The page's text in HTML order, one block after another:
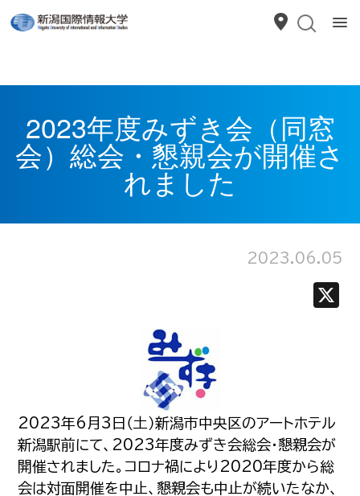
2023年度みずき会（同窓
会）総会・懇親会が開催さ
れました
2023.06.05
2023年6月3日（土）新潟市中央区のアートホテル
新潟駅前にて、2023年度みずき会総会・懇親会が
開催されました。コロナ禍により2020年度から総
会は対面開催を中止、懇親会も中止が続いたなか、